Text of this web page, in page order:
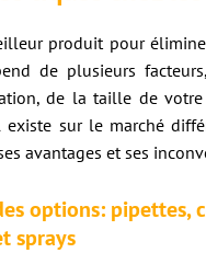
produit pour
de plusieurs
de la taille de
sur le marché
avantages et ses
options: pipettes,
sprays